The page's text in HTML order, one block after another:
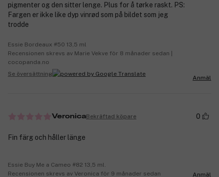
pigmenter og den sitter lenge. Plus for å tørke raskt. PS:
Fargen er ikke like dyp vinrød som på bildet som jeg
trodde
Essie Bordeaux #50 13,5 ml
Recensionen skrevs av Marie Vekve för 8 månader sedan |
cocopanda.no
Se översättning
Anmäl
VeronicaBekräftad köpare 0
Fin färg och håller länge
Essie Buy Me a Cameo #82 13,5 ml.
Recensionen skrevs av Veronica för 9 månader sedan
Anmäl